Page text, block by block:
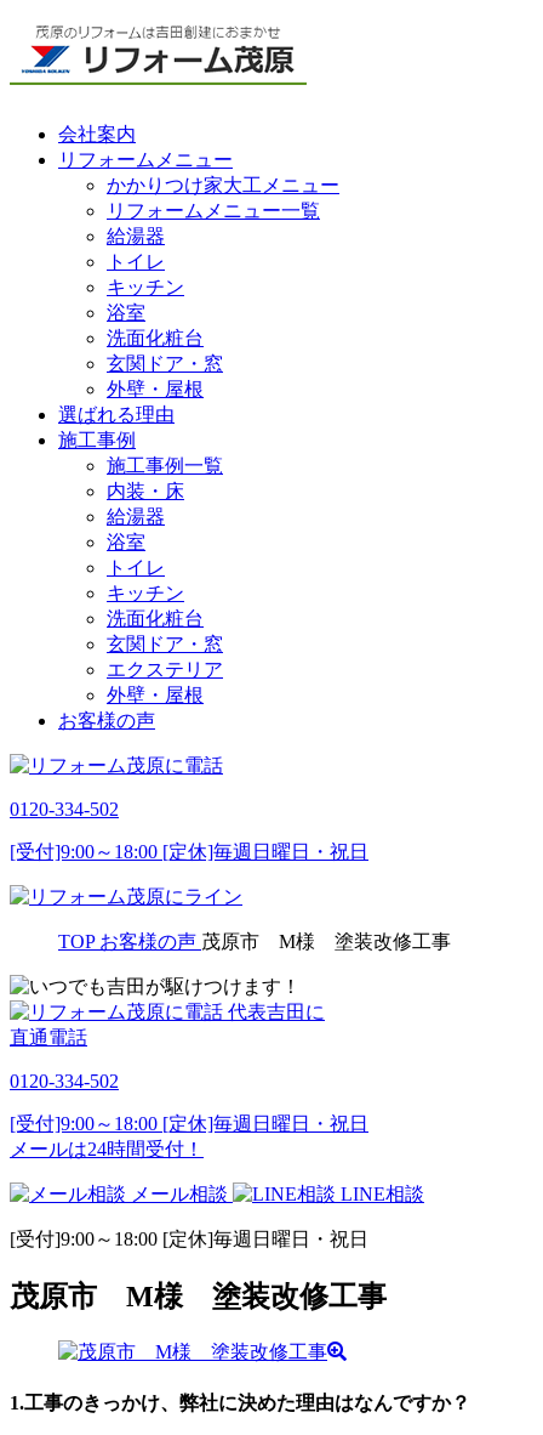
会社案内
リフォームメニュー
かかりつけ家大工メニュー
リフォームメニュー一覧
給湯器
トイレ
キッチン
浴室
洗面化粧台
玄関ドア・窓
外壁・屋根
選ばれる理由
施工事例
施工事例一覧
内装・床
給湯器
浴室
トイレ
キッチン
洗面化粧台
玄関ドア・窓
エクステリア
外壁・屋根
お客様の声
0120-334-502
[受付]9:00～18:00 [定休]毎週日曜日・祝日
TOP お客様の声 茂原市 M様 塗装改修工事
代表吉田に
直通電話
0120-334-502
[受付]9:00～18:00 [定休]毎週日曜日・祝日
メールは24時間受付！
メール相談 LINE相談
[受付]9:00～18:00 [定休]毎週日曜日・祝日
茂原市 M様 塗装改修工事
1.工事のきっかけ、弊社に決めた理由はなんですか？